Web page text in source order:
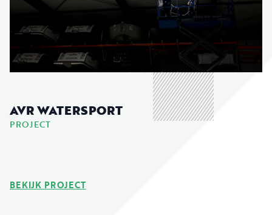
AVR WATERSPORT
PROJECT
BEKIJK PROJECT